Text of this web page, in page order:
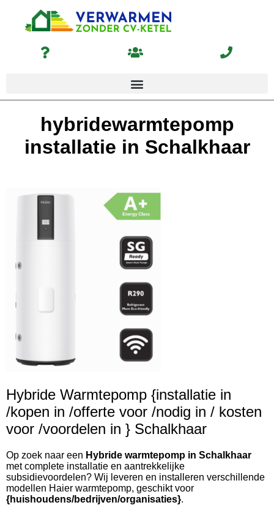
hybridewarmtepomp
installatie in Schalkhaar
Hybride Warmtepomp {installatie in
/kopen in /offerte voor /nodig in / kosten
voor /voordelen in } Schalkhaar
Op zoek naar een Hybride warmtepomp in Schalkhaar
met complete installatie en aantrekkelijke
subsidievoordelen? Wij leveren en installeren verschillende
modellen Haier warmtepomp, geschikt voor
{huishoudens/bedrijven/organisaties}.